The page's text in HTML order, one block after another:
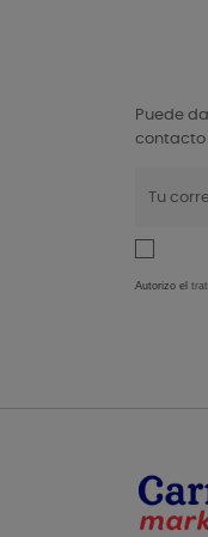
Puede
contacto
Autorizo el